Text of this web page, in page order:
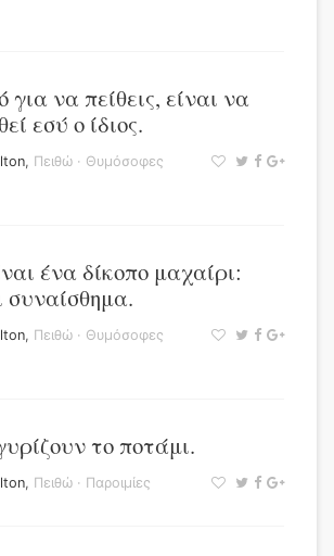
για να πείθεις, είναι να
εσύ ο ίδιος.
, Πειθώ · Θυμόσοφες
ένα δίκοπο μαχαίρι:
συναίσθημα.
, Πειθώ · Θυμόσοφες
το ποτάμι.
, Πειθώ · Παροιμίες